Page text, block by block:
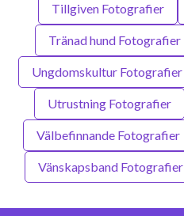
Tillgiven Fotografier
Tränad hund Fotografier
Ungdomskultur Fotografier
Utrustning Fotografier
Välbefinnande Fotografier
Vänskapsband Fotografier